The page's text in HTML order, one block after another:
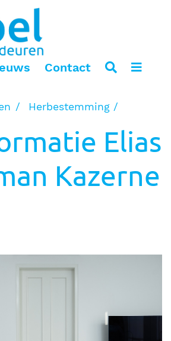
Contact
Herbestemming
Elias
Kazerne